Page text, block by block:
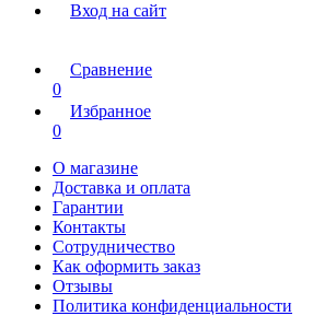
Вход на сайт
Сравнение
0
Избранное
0
О магазине
Доставка и оплата
Гарантии
Контакты
Сотрудничество
Как оформить заказ
Отзывы
Политика конфиденциальности